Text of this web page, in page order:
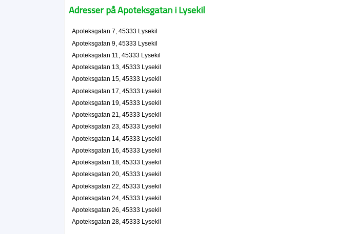
Adresser på Apoteksgatan i Lysekil
Apoteksgatan 7, 45333 Lysekil
Apoteksgatan 9, 45333 Lysekil
Apoteksgatan 11, 45333 Lysekil
Apoteksgatan 13, 45333 Lysekil
Apoteksgatan 15, 45333 Lysekil
Apoteksgatan 17, 45333 Lysekil
Apoteksgatan 19, 45333 Lysekil
Apoteksgatan 21, 45333 Lysekil
Apoteksgatan 23, 45333 Lysekil
Apoteksgatan 14, 45333 Lysekil
Apoteksgatan 16, 45333 Lysekil
Apoteksgatan 18, 45333 Lysekil
Apoteksgatan 20, 45333 Lysekil
Apoteksgatan 22, 45333 Lysekil
Apoteksgatan 24, 45333 Lysekil
Apoteksgatan 26, 45333 Lysekil
Apoteksgatan 28, 45333 Lysekil